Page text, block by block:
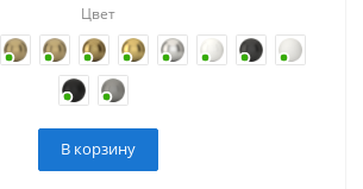
Цвет
В корзину